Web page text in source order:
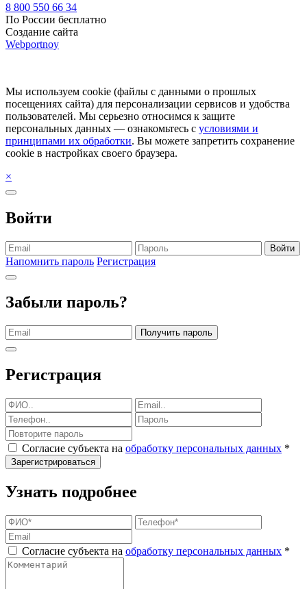
8 800 550 66 34
По России бесплатно
Создание сайта
Webportnoy
Мы используем cookie (файлы с данными о прошлых
посещениях сайта) для персонализации сервисов и удобства
пользователей. Мы серьезно относимся к защите
персональных данных — ознакомьтесь с условиями и
принципами их обработки. Вы можете запретить сохранение
cookie в настройках своего браузера.
×
Войти
Войти
Напомнить пароль Регистрация
Забыли пароль?
Получить пароль
Регистрация
Согласие субъекта на обработку персональных данных *
Зарегистрироваться
Узнать подробнее
Согласие субъекта на обработку персональных данных *